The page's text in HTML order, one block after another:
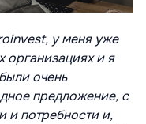
у меня уже
организациях и я
очень
предложение, с
и потребности и,